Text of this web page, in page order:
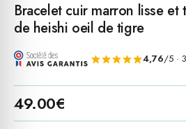
Bracelet cuir marron lisse et
de heishi oeil de tigre
4,76/5 ·
49.00€